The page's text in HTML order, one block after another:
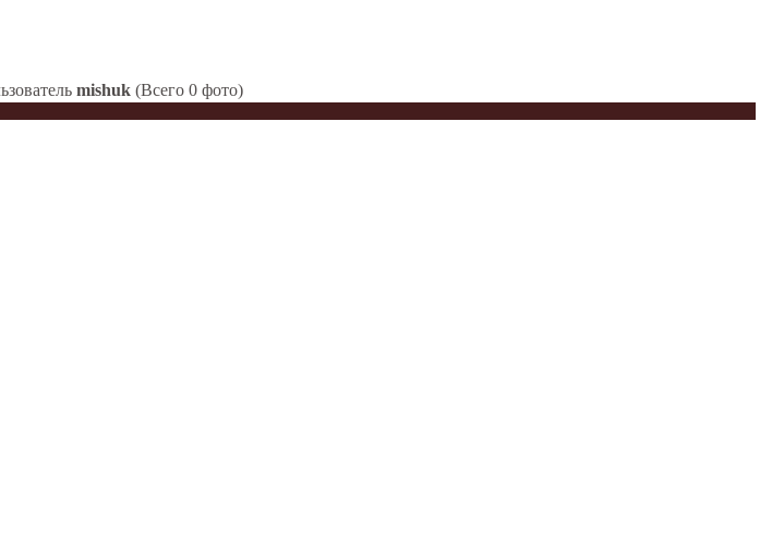
mishuk (Всего 0 фото)